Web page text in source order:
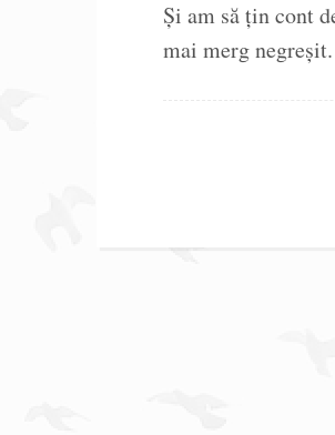
Și am să țin cont
mai merg negreșit.